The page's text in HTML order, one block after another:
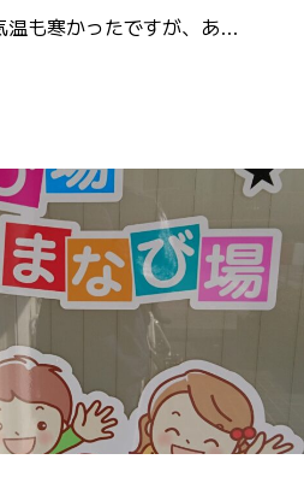
温も寒かったですが、あ…